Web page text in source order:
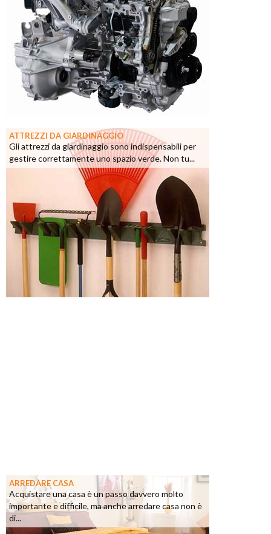
ATTREZZI DA GIARDINAGGIO
Gli attrezzi da giardinaggio sono indispensabili per
gestire correttamente uno spazio verde. Non tu...
ARREDARE CASA
Acquistare una casa è un passo davvero molto
importante e difficile, ma anche arredare casa non è
di...